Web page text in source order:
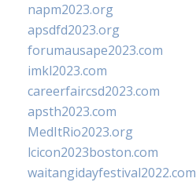
napm2023.org
apsdfd2023.org
forumausape2023.com
imkl2023.com
careerfaircsd2023.com
apsth2023.com
MedItRio2023.org
lcicon2023boston.com
waitangidayfestival2022.com